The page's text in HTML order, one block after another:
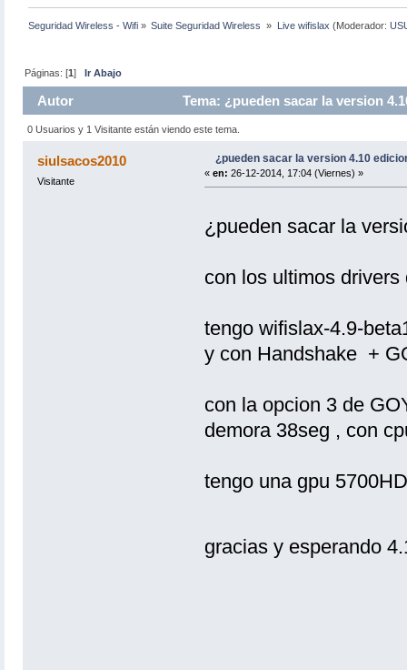
Seguridad Wireless - Wifi » Suite Seguridad Wireless » Live wifislax (Moderador:
Páginas: [1]Ir Abajo
Autor Tema: ¿pueden sacar la version
0 Usuarios y 1 Visitante están viendo este tema.
siulsacos2010
Visitante
¿pueden sacar la version 4.10
« en: 26-12-2014, 17:04 (Viernes) »
¿pueden sacar la
con los ultimos drivers
tengo wifislax-4.9-
y con Handshake +
con la opcion 3 de
demora 38seg , con
tengo una gpu
gracias y esperando